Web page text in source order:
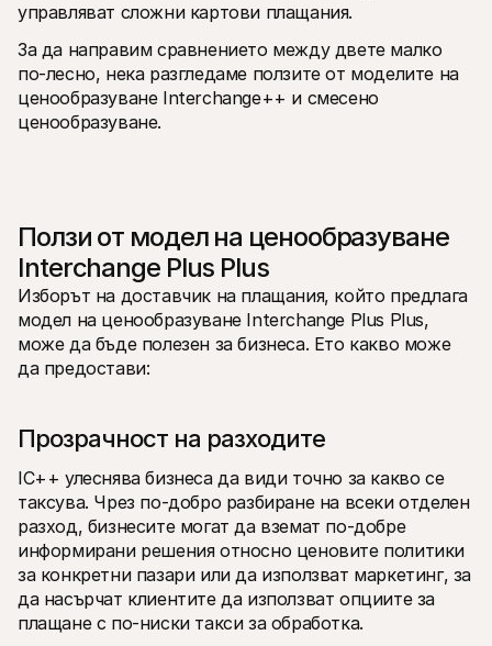
управляват сложни картови плащания.
За да направим сравнението между двете малко
по-лесно, нека разгледаме ползите от моделите на
ценообразуване Interchange++ и смесено
ценообразуване.
Ползи от модел на ценообразуване
Interchange Plus Plus
Изборът на доставчик на плащания, който предлага
модел на ценообразуване Interchange Plus Plus,
може да бъде полезен за бизнеса. Ето какво може
да предостави:
Прозрачност на разходите
IC++ улеснява бизнеса да види точно за какво се
таксува. Чрез по-добро разбиране на всеки отделен
разход, бизнесите могат да вземат по-добре
информирани решения относно ценовите политики
за конкретни пазари или да използват маркетинг, за
да насърчат клиентите да използват опциите за
плащане с по-ниски такси за обработка.